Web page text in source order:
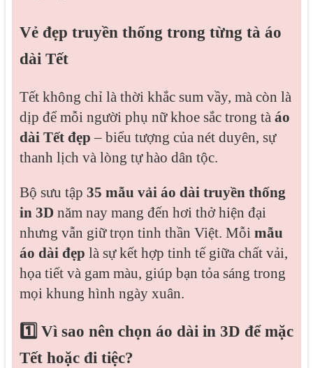
Vẻ đẹp truyền thống trong từng tà áo
dài Tết
Tết không chỉ là thời khắc sum vầy, mà còn là
dịp để mỗi người phụ nữ khoe sắc trong tà áo
dài Tết đẹp – biểu tượng của nét duyên, sự
thanh lịch và lòng tự hào dân tộc.
Bộ sưu tập 35 mẫu vải áo dài truyền thống
in 3D năm nay mang đến hơi thở hiện đại
nhưng vẫn giữ trọn tinh thần Việt. Mỗi mẫu
áo dài đẹp là sự kết hợp tinh tế giữa chất vải,
họa tiết và gam màu, giúp bạn tỏa sáng trong
mọi khung hình ngày xuân.
1️⃣ Vì sao nên chọn áo dài in 3D để mặc
Tết hoặc đi tiệc?